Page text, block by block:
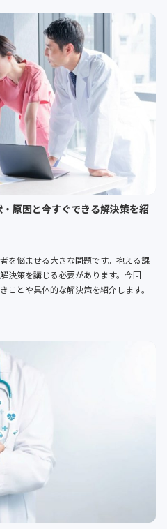
原因と今すぐできる解決策を紹
を悩ませる大きな問題です。抱える課
決策を講じる必要があります。今回
ことや具体的な解決策を紹介します。